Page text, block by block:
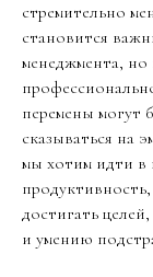
стремительно
становится
менеджмента,
перемены могут
сказываться на
мы хотим идти в
достигать
и умению